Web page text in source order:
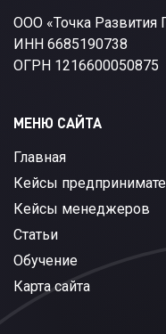
ООО «Точка Развития
ИНН 6685190738
ОГРН 1216600050875
МЕНЮ САЙТА
Главная
Кейсы
Кейсы менеджеров
Статьи
Обучение
Карта сайта